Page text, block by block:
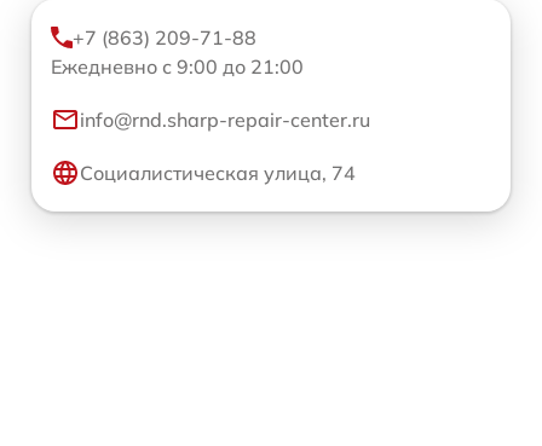
+7 (863) 209-71-88
Ежедневно с 9:00 до 21:00
info@rnd.sharp-repair-center.ru
Социалистическая улица, 74